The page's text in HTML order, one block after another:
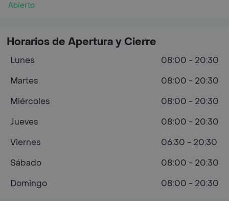
Abierto
Horarios de Apertura y Cierre
Lunes
08:00 - 20:30
Martes
08:00 - 20:30
Miércoles
08:00 - 20:30
Jueves
08:00 - 20:30
Viernes
06:30 - 20:30
Sábado
08:00 - 20:30
Domingo
08:00 - 20:30